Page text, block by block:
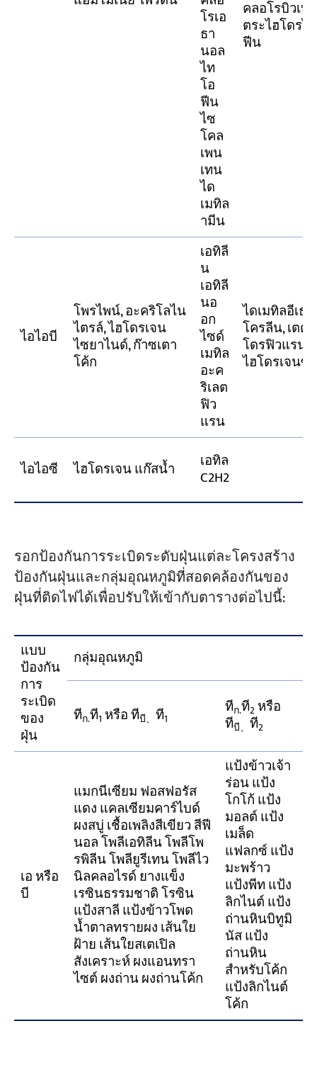
โรเอ
ธา
นอล
ไท
โอ
ฟีน
ไซ
โคล
เพน
เทน
ได
เมทิล
ามีน
คลอโรบิวเท
ตระไฮโดรไ
ฟีน
ไอไอบี
โพรไพน์, อะคริโลไน
ไตรล์, ไฮโดรเจน
ไซยาไนด์, ก๊าซเตา
โค้ก
เอทิลี
น
เอทิลี
นอ
อก
ไซด์
เมทิล
อะค
ริเลต
ฟิว
แรน
ไดเมทิลอีเธ
โครลีน, เตต
โดรฟิวแรน,
ไฮโดรเจนซั
ไอไอซี ไฮโดรเจน แก๊สน้ำ เอทิล
C2H2
รอกป้องกันการระเบิดระดับฝุ่นแต่ละโครงสร้าง
ป้องกันฝุ่นและกลุ่มอุณหภูมิที่สอดคล้องกันของ
ฝุ่นที่ติดไฟได้เพื่อปรับให้เข้ากับตารางต่อไปนี้:
แบบ
ป้องกัน
การ
ระเบิด
ของ
ฝุ่น
กลุ่มอุณหภูมิ
ทีก.ที1 หรือ ทีบี、ที1
ทีก.ที2 หรือ
ทีบี、ที2
เอ หรือ
บี
แมกนีเซียม ฟอสฟอรัส
แดง แคลเซียมคาร์ไบด์
ผงสบู่ เชื้อเพลิงสีเขียว สีฟี
นอล โพลีเอทิลีน โพลีโพ
รพิลีน โพลียูรีเทน โพลีไว
นิลคลอไรด์ ยางแข็ง
เรซินธรรมชาติ โรซิน
แป้งสาลี แป้งข้าวโพด
น้ำตาลทรายผง เส้นใย
ฝ้าย เส้นใยสเตเปิล
สังเคราะห์ ผงแอนทรา
ไซต์ ผงถ่าน ผงถ่านโค้ก
แป้งข้าวเจ้า
ร่อน แป้ง
โกโก้ แป้ง
มอลต์ แป้ง
เมล็ด
แฟลกซ์ แป้ง
มะพร้าว
แป้งพีท แป้ง
ลิกไนต์ แป้ง
ถ่านหินบิทูมิ
นัส แป้ง
ถ่านหิน
สำหรับโค้ก
แป้งลิกไนต์
โค้ก